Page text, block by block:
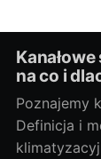
na co i
Poznajemy
Definicja i